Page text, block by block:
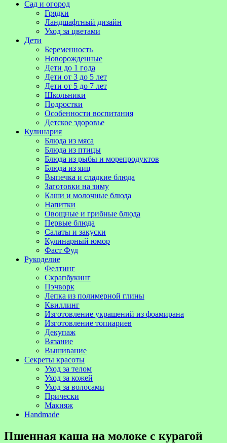
Сад и огород
Грядки
Ландшафтный дизайн
Уход за цветами
Дети
Беременность
Новорожденные
Дети до 1 года
Дети от 3 до 5 лет
Дети от 5 до 7 лет
Школьники
Подростки
Особенности воспитания
Детское здоровье
Кулинария
Блюда из мяса
Блюда из птицы
Блюда из рыбы и морепродуктов
Блюда из яиц
Выпечка и сладкие блюда
Заготовки на зиму
Каши и молочные блюда
Напитки
Овощные и грибные блюда
Первые блюда
Салаты и закуски
Кулинарный юмор
Фаст Фуд
Рукоделие
Фелтинг
Скрапбукинг
Пэчворк
Лепка из полимерной глины
Квиллинг
Изготовление украшений из фоамирана
Изготовление топиариев
Декупаж
Вязание
Вышивание
Секреты красоты
Уход за телом
Уход за кожей
Уход за волосами
Прически
Макияж
Handmade
Пшенная каша на молоке с курагой